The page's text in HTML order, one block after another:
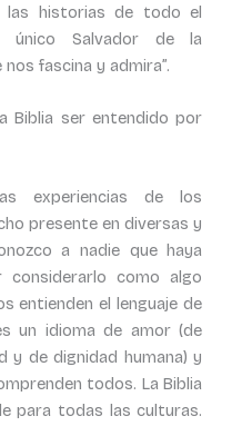
las historias de todo el
único Salvador de la
fascina y admira”.
Biblia ser entendido por
experiencias de los
presente en diversas y
a nadie que haya
como algo
entienden el lenguaje de
un idioma de amor (de
y de dignidad humana) y
todos. La Biblia
para todas las culturas.